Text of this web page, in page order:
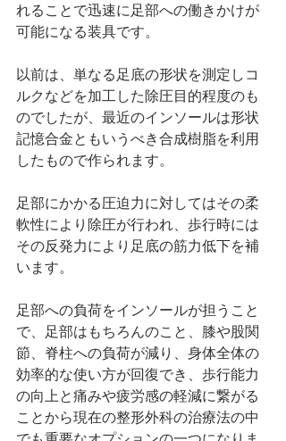
れることで迅速に足部への働きかけが
可能になる装具です。
以前は、単なる足底の形状を測定しコ
ルクなどを加工した除圧目的程度のも
のでしたが、最近のインソールは形状
記憶合金ともいうべき合成樹脂を利用
したもので作られます。
足部にかかる圧迫力に対してはその柔
軟性により除圧が行われ、歩行時には
その反発力により足底の筋力低下を補
います。
足部への負荷をインソールが担うこと
で、足部はもちろんのこと、膝や股関
節、脊柱への負荷が減り、身体全体の
効率的な使い方が回復でき、歩行能力
の向上と痛みや疲労感の軽減に繋がる
ことから現在の整形外科の治療法の中